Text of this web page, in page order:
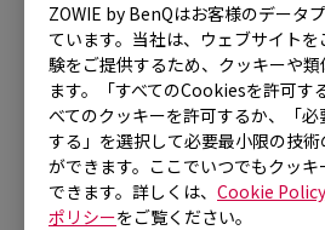
ZOWIE by BenQはお客様のデータ
ています。当社は、ウェブサイト
験をご提供するため、クッキーや
ます。「すべてのCookiesを許可す
べてのクッキーを許可するか、「
する」を選択して必要最小限の技
ができます。ここでいつでもクッ
できます。詳しくは、 Cookie Policy
ポリシーをご覧ください。
対象製品
XL2411P (24"), XL2430